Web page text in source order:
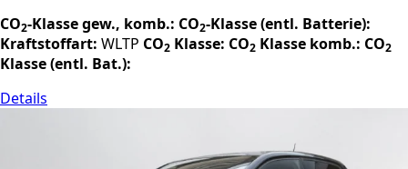
CO2-Klasse gew., komb.: CO2-Klasse (entl. Batterie):
Kraftstoffart: WLTP CO2 Klasse: CO2 Klasse komb.: CO2
Klasse (entl. Bat.):
Details